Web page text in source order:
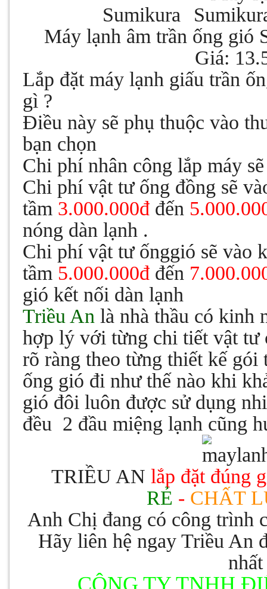
Sumikura
Máy lạnh âm trần ống gió
Giá:
Lắp đặt máy lạnh giấu trần
gì ?
Điều này sẽ phụ thuộc vào
bạn chọn
Chi phí nhân công lắp máy
Chi phí vật tư ống đồng sẽ
tầm 3.000.000đ đến
nóng dàn lạnh .
Chi phí vật tư ốnggió sẽ vào
tầm 5.000.000đ đến
gió kết nối dàn lạnh
Triều An là nhà thầu có kinh
hợp lý với từng chi tiết vật tư
rõ ràng theo từng thiết kế
ống gió đi như thế nào khi
gió đôi luôn được sử dụng
đều 2 đầu miệng lạnh cũng
TRIỀU AN lắp đặt đúng
RẺ - CHẤT
Anh Chị đang có công trình
Hãy liên hệ ngay Triều An